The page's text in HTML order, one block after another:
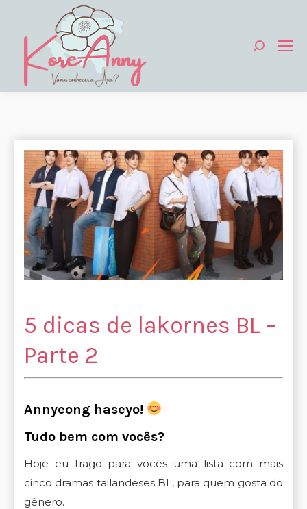
Search:
5 dicas de lakornes BL –
Parte 2
Annyeong haseyo!
Tudo bem com vocês?
Hoje eu trago para vocês uma lista com mais
cinco dramas tailandeses BL, para quem gosta do
gênero.